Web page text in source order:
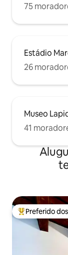
75
Estádio
26
Museo
41
Entre os
Preferido